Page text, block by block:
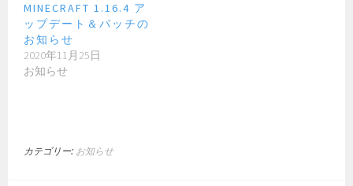
MINECRAFT 1.16.4 ア
ップデート＆パッチの
お知らせ
2020年11月25日
お知らせ
カテゴリー: お知らせ